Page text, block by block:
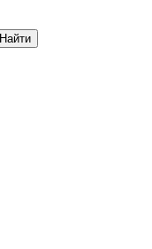
Найти